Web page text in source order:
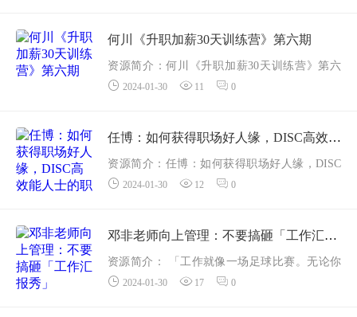
衔教研...
何川《升职加薪30天训练营》第六期
资源简介：何川《升职加薪30天训练营》第六
期——更多资源,课程更新在 甜心资源网 想要升
调动一切...
2024-01-30 11 0
任博：如何获得职场好人缘，DISC高效能人士的职场人际交往课
资源简介：任博：如何获得职场好人缘，DISC
高效能人士的职场人际交往课——更多资源,课
无论是「上下级...
2024-01-30 12 0
邓非老师向上管理：不要搞砸「工作汇报秀」
资源简介： 「工作就像一场足球比赛。无论你
在前场的盘带、过人多么精彩，如果不进球，
2024-01-30 17 0